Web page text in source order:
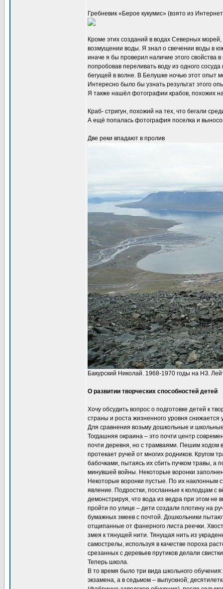
Гребневик «Берое кукумис» (взято из
Кроме этих созданий в водах Северных
возмущении воды. Я знал о свечении воды в
иначе я бы проверил наличие этого
попробовав переливать воду из одного
бегущей в волне. В Белушке ночью этот опыт
Интересно было бы узнать результат этого
Я также нашёл фотографии крабов, похожих на
Краб- стригун, похожий на тех, что бегали
А ещё попалась фотография поселка и
Две реки впадают в пролив
Бакурский Николай. 1968-1970 годы на НЗ.
О развитии творческих способностей детей
Хочу обсудить вопрос о подготовке детей к
страны и роста жизненного уровня снижается
Для сравнения возьму дошкольные и
Тогдашняя окраина – это почти центр
почти деревня, но с трамваями. Пешим ходом
протекает ручей от многих родников. Кругом
бабочками, пытаясь их сбить пучком травы, а
минувшей войны. Некоторые воронки
Некоторые воронки пустые. По их наклонным
явление. Подростки, посланные к колодцам с
демонстрируя, что вода из ведра при этом не
пройти по улице – дети создали плотину на
бумажных змеев с почтой. Дошкольники
отщипанные от фанерного листа реечки.
змея к тянущей нити. Тянущая нить из
самострелы, используя в качестве пороха
срезанных с деревьев прутиков делали
Теперь школа.
В то время было три вида школьного
экзамена, а в седьмом – выпускной;